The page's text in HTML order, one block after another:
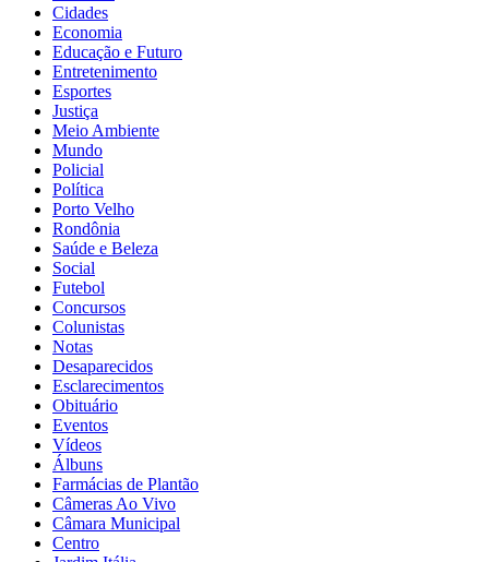
Cidades
Economia
Educação e Futuro
Entretenimento
Esportes
Justiça
Meio Ambiente
Mundo
Policial
Política
Porto Velho
Rondônia
Saúde e Beleza
Social
Futebol
Concursos
Colunistas
Notas
Desaparecidos
Esclarecimentos
Obituário
Eventos
Vídeos
Álbuns
Farmácias de Plantão
Câmeras Ao Vivo
Câmara Municipal
Centro